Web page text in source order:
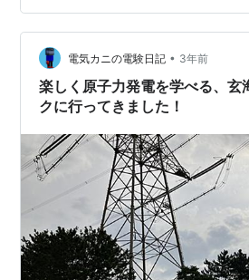
たりしたみたいです。 羨ましいな
電気カニの電験日記 • 3年前
楽しく原子力発電を学べる、玄
クに行ってきました！